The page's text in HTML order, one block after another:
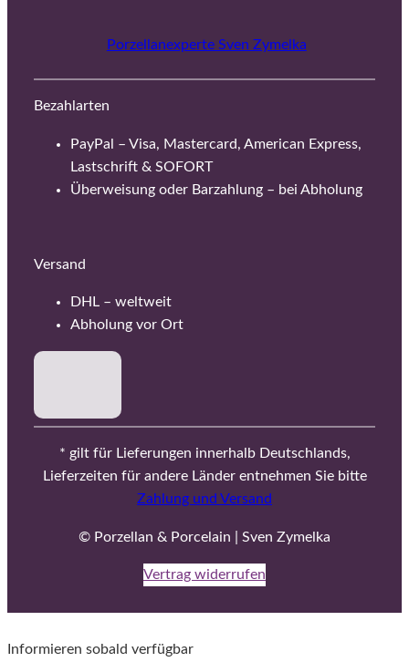
Porzellanexperte Sven Zymelka
Bezahlarten
PayPal – Visa, Mastercard, American Express,
Lastschrift & SOFORT
Überweisung oder Barzahlung – bei Abholung
Versand
DHL – weltweit
Abholung vor Ort
* gilt für Lieferungen innerhalb Deutschlands,
Lieferzeiten für andere Länder entnehmen Sie bitte
Zahlung und Versand
© Porzellan & Porcelain | Sven Zymelka
Vertrag widerrufen
Informieren sobald verfügbar